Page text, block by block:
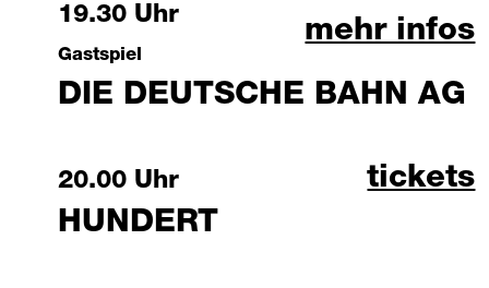
Saturday, 17 October 2026
19.30 Uhr
Gastspiel
DIE DEUTSCHE BAHN AG
mehr infos
die
Saturday, 17 October 2026
20.00 Uhr
HUNDERT
tickets